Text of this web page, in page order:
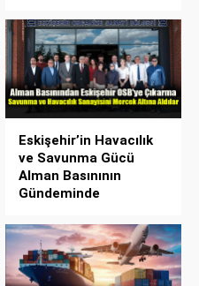
Eskişehir’in Havacılık
ve Savunma Gücü
Alman Basınının
Gündeminde